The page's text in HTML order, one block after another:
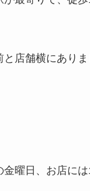
店舗横にありま
曜日、お店には